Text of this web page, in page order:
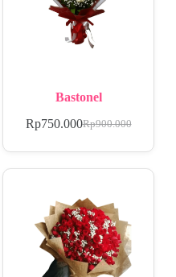
Bastonel
Rp900.000
Rp750.000